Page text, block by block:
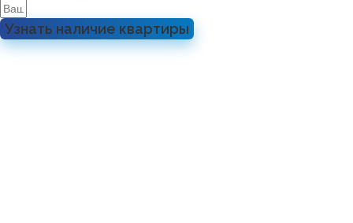
Узнать наличие квартиры